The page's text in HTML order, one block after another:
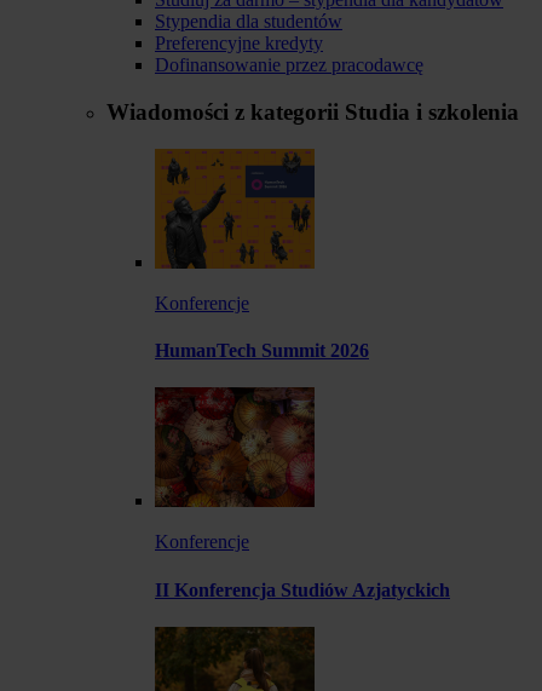
Stypendia dla studentów
Preferencyjne kredyty
Dofinansowanie przez pracodawcę
Wiadomości z kategorii Studia i szkolenia
Konferencje
HumanTech Summit 2026
Konferencje
II Konferencja Studiów Azjatyckich